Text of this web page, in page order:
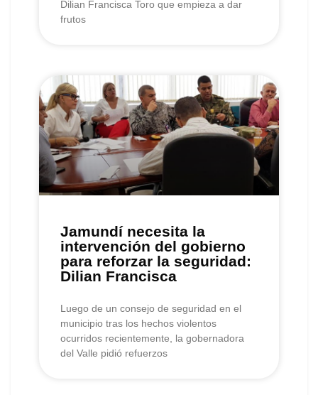
Dilian Francisca Toro que empieza a dar
frutos
Jamundí necesita la
intervención del gobierno
para reforzar la seguridad:
Dilian Francisca
Luego de un consejo de seguridad en el
municipio tras los hechos violentos
ocurridos recientemente, la gobernadora
del Valle pidió refuerzos